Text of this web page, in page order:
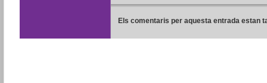
Els comentaris per aquesta entrada estan